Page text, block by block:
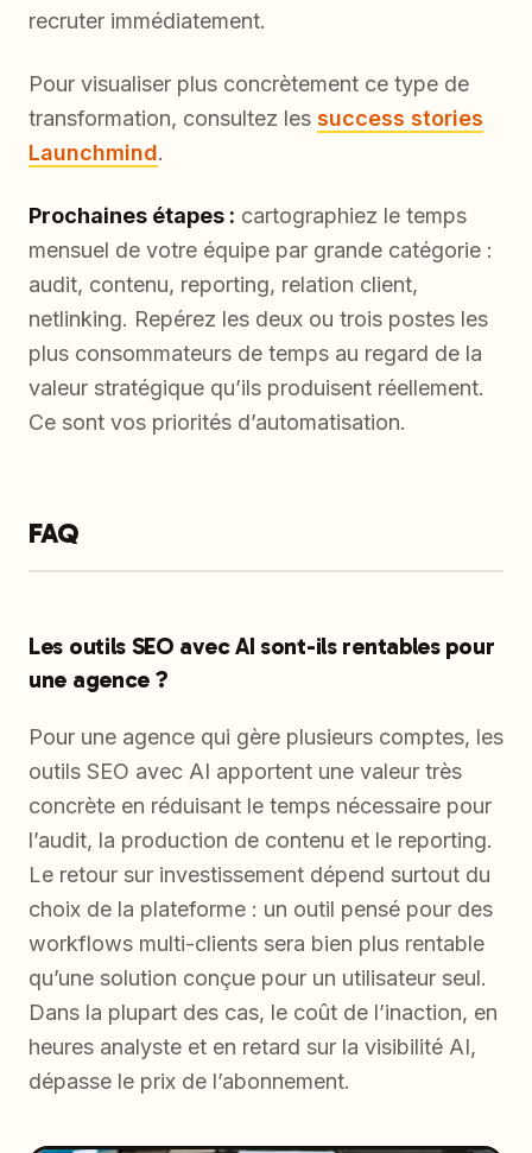
recruter immédiatement.
Pour visualiser plus concrètement ce type de
transformation, consultez les success stories
Launchmind.
Prochaines étapes : cartographiez le temps
mensuel de votre équipe par grande catégorie :
audit, contenu, reporting, relation client,
netlinking. Repérez les deux ou trois postes les
plus consommateurs de temps au regard de la
valeur stratégique qu’ils produisent réellement.
Ce sont vos priorités d’automatisation.
FAQ
Les outils SEO avec AI sont-ils rentables pour
une agence ?
Pour une agence qui gère plusieurs comptes, les
outils SEO avec AI apportent une valeur très
concrète en réduisant le temps nécessaire pour
l’audit, la production de contenu et le reporting.
Le retour sur investissement dépend surtout du
choix de la plateforme : un outil pensé pour des
workflows multi-clients sera bien plus rentable
qu’une solution conçue pour un utilisateur seul.
Dans la plupart des cas, le coût de l’inaction, en
heures analyste et en retard sur la visibilité AI,
dépasse le prix de l’abonnement.